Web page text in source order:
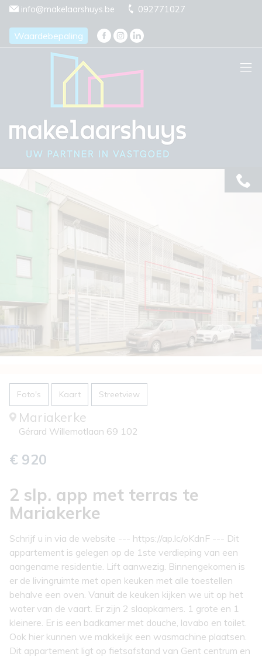
Menu overslaan en naar de inhoud gaan
info@makelaarshuys.be 092771027
Waardebepaling
2 slp. app met terras te
Mariakerke
Mariakerke
Gérard Willemotlaan 69 102
€ 920
Foto's Kaart Streetview
Schrijf u in via de website --- https://ap.lc/oKdnF --- Dit
appartement is gelegen op de 1ste verdieping van een
aangename residentie. Lift aanwezig. Binnengekomen is
er de livingruimte met open keuken met alle toestellen
behalve een oven. Vanuit de keuken kijken we uit op het
water van de vaart. Er zijn 2 slaapkamers. 1 grote en 1
kleinere. Er is een badkamer met douche, lavabo en toilet.
Ook hier kunnen we makkelijk een wasmachine plaatsen.
Dit appartement ligt op fietsafstand van Gent centrum en